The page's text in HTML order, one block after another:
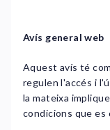
Avís general web
Aquest avís té
regulen l'accés i
la mateixa
condicions que